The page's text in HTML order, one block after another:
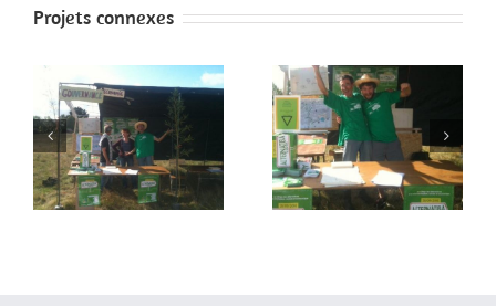
Projets connexes
Faites de la paix 1 Paris 4